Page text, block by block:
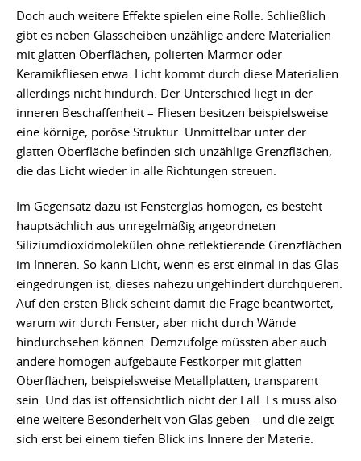
Doch auch weitere Effekte spielen eine Rolle. Schließlich
gibt es neben Glasscheiben unzählige andere Materialien
mit glatten Oberflächen, polierten Marmor oder
Keramikfliesen etwa. Licht kommt durch diese Materialien
allerdings nicht hindurch. Der Unterschied liegt in der
inneren Beschaffenheit – Fliesen besitzen beispielsweise
eine körnige, poröse Struktur. Unmittelbar unter der
glatten Oberfläche befinden sich unzählige Grenzflächen,
die das Licht wieder in alle Richtungen streuen.
Im Gegensatz dazu ist Fensterglas homogen, es besteht
hauptsächlich aus unregelmäßig angeordneten
Siliziumdioxidmolekülen ohne reflektierende Grenzflächen
im Inneren. So kann Licht, wenn es erst einmal in das Glas
eingedrungen ist, dieses nahezu ungehindert durchqueren.
Auf den ersten Blick scheint damit die Frage beantwortet,
warum wir durch Fenster, aber nicht durch Wände
hindurchsehen können. Demzufolge müssten aber auch
andere homogen aufgebaute Festkörper mit glatten
Oberflächen, beispielsweise Metallplatten, transparent
sein. Und das ist offensichtlich nicht der Fall. Es muss also
eine weitere Besonderheit von Glas geben – und die zeigt
sich erst bei einem tiefen Blick ins Innere der Materie.